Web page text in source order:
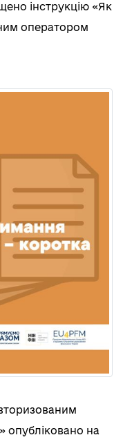
інструкцію «Як
оператором
опубліковано на